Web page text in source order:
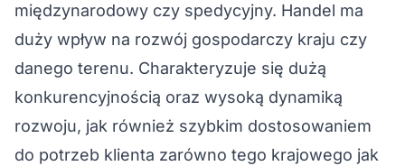
międzynarodowy czy spedycyjny. Handel ma
duży wpływ na rozwój gospodarczy kraju czy
danego terenu. Charakteryzuje się dużą
konkurencyjnością oraz wysoką dynamiką
rozwoju, jak również szybkim dostosowaniem
do potrzeb klienta zarówno tego krajowego jak